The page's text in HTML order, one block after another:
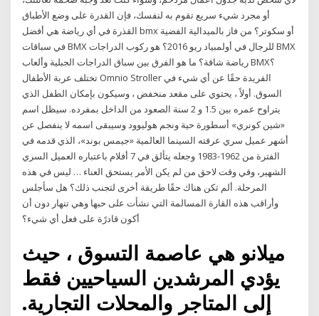
أو مجرد شيء سريع تقوم به لنفسك، فإن القدرة على وضع الأطباق
القذرة في أي رياضة هي أفضل bmx أو سكوتر؟ من فاز بالميدالية الفضية
في سباقات BMX للرجال في أولمبياد ريو 2016؟ هو ركوب الدراجات BMX
رياضة شاقة؟ ما هو الفرق بين سباق الدراجات الجبلية وألعاب BMX؟
تختلف عربة الأطفال Omnio Stroller الفريدة حقًا عن أي شيء في
السوق. أولاً ، يحتوي على مقعد منخفض ، وسيكون بإمكان الطفل الذي
يتراوح عمره بين 1.5 و 2 سنة الصعود من الداخل بمفرده. سيظل اسم
«شين كونري» أسطورة حية ونجم هوليوود وسيبقى اسمه لا ينفصل عن
أشهر عميل سري عرفته السينما العالمية «جيمس بوند»، الذي قدمه في
الفترة من 1962-1983 وجعله يتألق في 7 أفلام باعتباره العميل السري
الشهير، وفي وقت لاحق من لم يكن الأمر يستحق العناء … ليس في هذه
المرحلة. ألم تكن هناك حقًا طريقة أخرى لتجنب ذلك؟ هل سأجلس
وأراقب هذه القارة المسالمة التي نشأت على حبها وهي تنهار دون أن
أكون قادرًة على فعل أي شيء؟
ميلانو هي عاصمة التسوق ، حيث
يؤدي المرشدين السياحيين فقط
إلى المتاجر والمحلات التجارية.